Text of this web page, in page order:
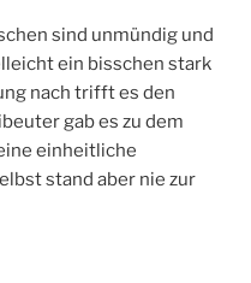
sind unmündig und
ein bisschen stark
nach trifft es den
gab es zu dem
einheitliche
stand aber nie zur